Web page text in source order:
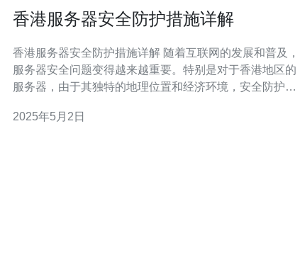
香港服务器安全防护措施详解
香港服务器安全防护措施详解 随着互联网的发展和普及，
服务器安全问题变得越来越重要。特别是对于香港地区的
服务器，由于其独特的地理位置和经济环境，安全防护措
施，以帮助用户更好地保护其服务器和数据。 物理安全是
2025年5月2日